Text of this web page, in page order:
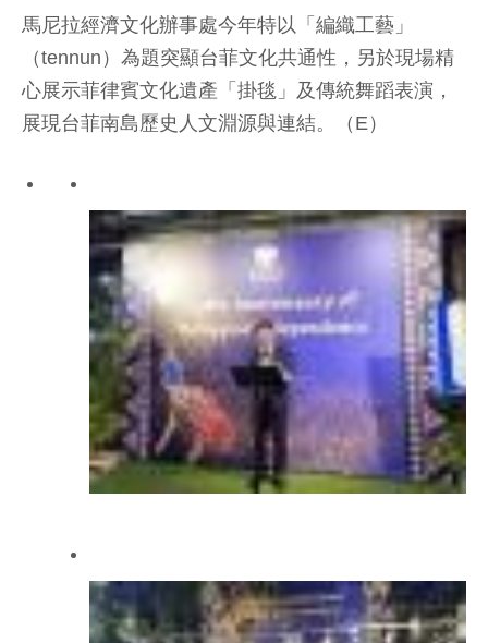
馬尼拉經濟文化辦事處今年特以「編織工藝」
（tennun）為題突顯台菲文化共通性，另於現場精
心展示菲律賓文化遺產「掛毯」及傳統舞蹈表演，
展現台菲南島歷史人文淵源與連結。（E）